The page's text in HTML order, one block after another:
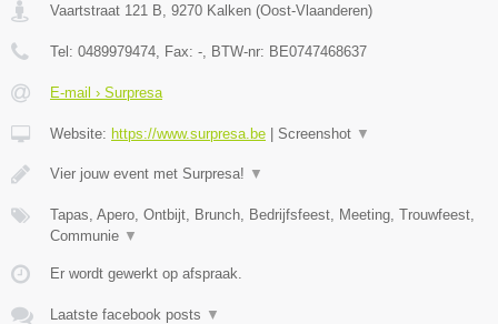
Vaartstraat 121 B 9270 Kalken (Oost-Vlaanderen)
Tel: 0489979474 , Fax: - , BTW-nr: BE0747468637
E-mail › Surpresa
Website: https://www.surpresa.be | Screenshot ▼
Vier jouw event met Surpresa! ▼
Tapas, Apero, Ontbijt, Brunch, Bedrijfsfeest, Meeting, Trouwfeest,
Communie ▼
Er wordt gewerkt op afspraak.
Laatste facebook posts ▼